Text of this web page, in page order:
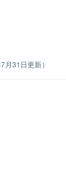
31日更新）